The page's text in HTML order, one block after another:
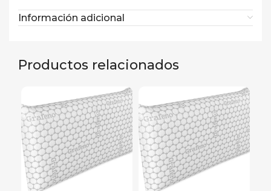
Información adicional
Productos relacionados